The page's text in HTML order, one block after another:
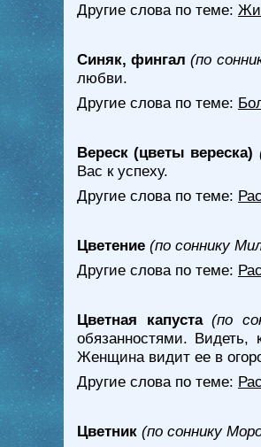
Другие слова по теме:
Синяк, фингал (по
любви.
Другие слова по теме:
Вереск (цветы вереска)
Вас к успеху.
Другие слова по теме:
Цветение (по соннику
Другие слова по теме:
Цветная капуста (по
обязанностями. Видеть,
Женщина видит ее в
Другие слова по теме:
Цветник (по соннику